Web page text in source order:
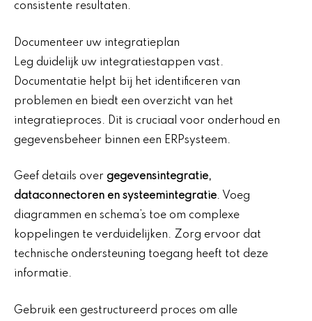
consistente resultaten.
Documenteer uw integratieplan
Leg duidelijk uw integratiestappen vast.
Documentatie helpt bij het identificeren van
problemen en biedt een overzicht van het
integratieproces. Dit is cruciaal voor onderhoud en
gegevensbeheer binnen een ERPsysteem.
Geef details over gegevensintegratie,
dataconnectoren en systeemintegratie. Voeg
diagrammen en schema’s toe om complexe
koppelingen te verduidelijken. Zorg ervoor dat
technische ondersteuning toegang heeft tot deze
informatie.
Gebruik een gestructureerd proces om alle